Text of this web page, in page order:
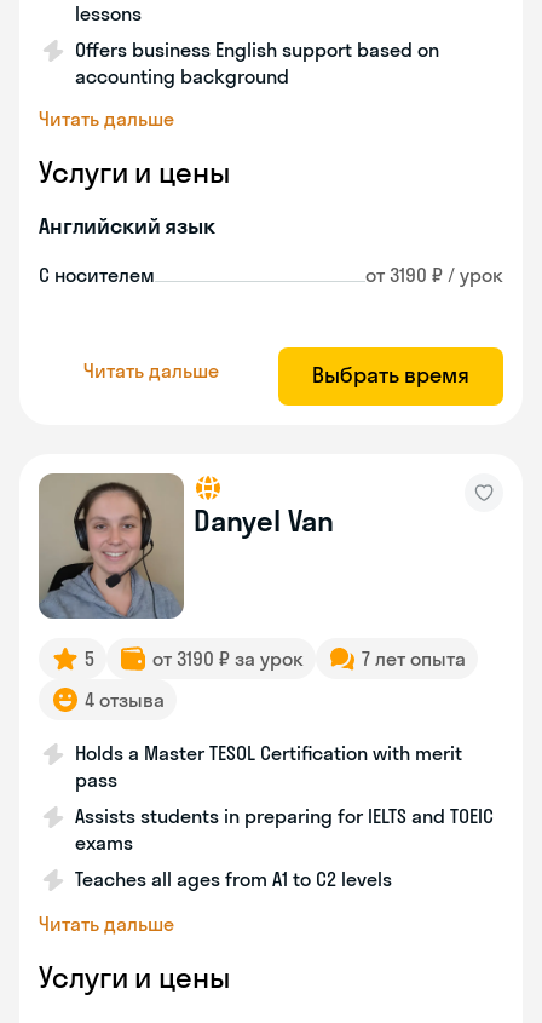
lessons
Offers business English support based on
accounting background
Читать дальше
Услуги и цены
Английский язык
С носителем от 3190 ₽ / урок
Читать дальше Выбрать время
Danyel Van
5 от 3190 ₽ за урок
7 лет опыта
4 отзыва
Holds a Master TESOL Certification with merit
pass
Assists students in preparing for IELTS and TOEIC
exams
Teaches all ages from A1 to C2 levels
Читать дальше
Услуги и цены